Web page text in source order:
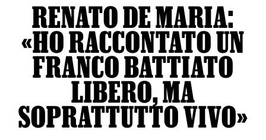
RENATO DE MARIA:
«HO RACCONTATO UN
FRANCO BATTIATO
LIBERO, MA
SOPRATTUTTO VIVO»